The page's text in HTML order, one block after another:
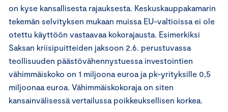
on kyse kansallisesta rajauksesta. Keskuskauppakamarin
tekemän selvityksen mukaan muissa EU-valtioissa ei ole
otettu käyttöön vastaavaa kokorajausta. Esimerkiksi
Saksan kriisipuitteiden jaksoon 2.6. perustuvassa
teollisuuden päästövähennystuessa investointien
vähimmäiskoko on 1 miljoona euroa ja pk-yrityksille 0,5
miljoonaa euroa. Vähimmäiskokoraja on siten
kansainvälisessä vertailussa poikkeuksellisen korkea.